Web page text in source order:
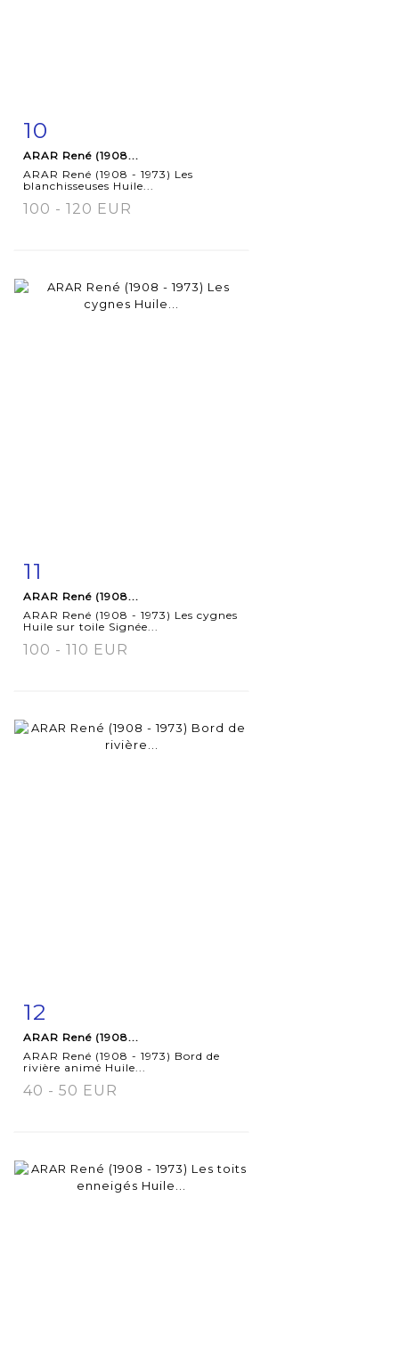
détaillée
10
ARAR René (1908...
ARAR René (1908 - 1973) Les
blanchisseuses Huile...
100 - 120 EUR
détaillée
11
ARAR René (1908...
ARAR René (1908 - 1973) Les cygnes
Huile sur toile Signée...
100 - 110 EUR
détaillée
12
ARAR René (1908...
ARAR René (1908 - 1973) Bord de
rivière animé Huile...
40 - 50 EUR